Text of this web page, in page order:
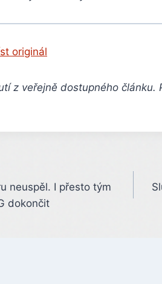
originál
z veřejně dostupného
neuspěl. I přesto tým
dokončit